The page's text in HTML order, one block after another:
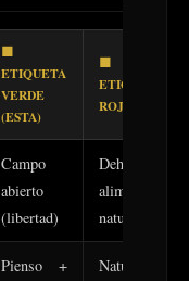
🟩
ETIQUETA
VERDE
(ESTA)
🟥
ETIQUETA
ROJA
Campo
abierto
(libertad)
Dehesa +
alimentación
natural
Pienso +
Natural +